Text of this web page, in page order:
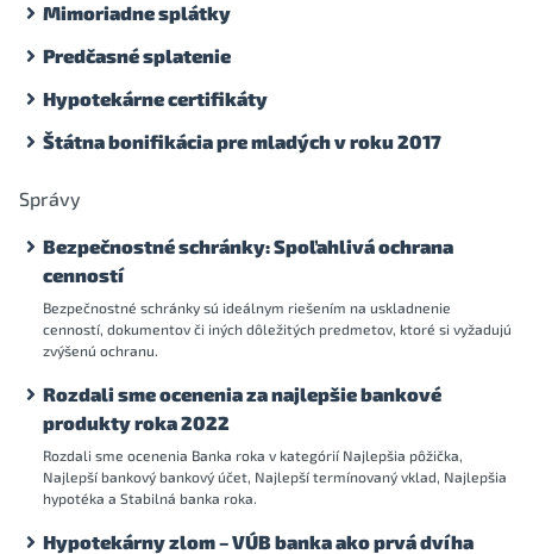
Mimoriadne splátky
Predčasné splatenie
Hypotekárne certifikáty
Štátna bonifikácia pre mladých v roku 2017
Správy
Bezpečnostné schránky: Spoľahlivá ochrana
cenností
Bezpečnostné schránky sú ideálnym riešením na uskladnenie
cenností, dokumentov či iných dôležitých predmetov, ktoré si vyžadujú
zvýšenú ochranu.
Rozdali sme ocenenia za najlepšie bankové
produkty roka 2022
Rozdali sme ocenenia Banka roka v kategórií Najlepšia pôžička,
Najlepší bankový bankový účet, Najlepší termínovaný vklad, Najlepšia
hypotéka a Stabilná banka roka.
Hypotekárny zlom – VÚB banka ako prvá dvíha